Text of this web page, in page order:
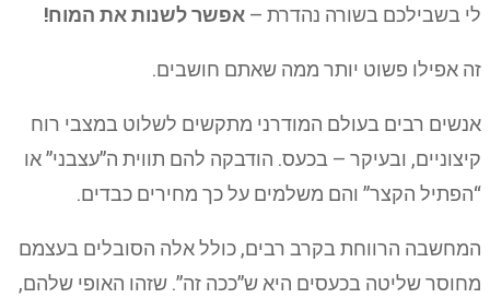
לי בשבילכם בשורה נהדרת – אפשר לשנות את המוח!
זה אפילו פשוט יותר ממה שאתם חושבים.
אנשים רבים בעולם המודרני מתקשים לשלוט במצבי רוח
קיצוניים, ובעיקר – בכעס. הודבקה להם תווית ה”עצבני” או
“הפתיל הקצר” והם משלמים על כך מחירים כבדים.
המחשבה הרווחת בקרב רבים, כולל אלה הסובלים בעצמם
מחוסר שליטה בכעסים היא ש”ככה זה”. שזהו האופי שלהם,